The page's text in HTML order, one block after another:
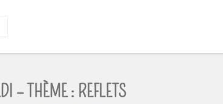
– THÈME : REFLETS